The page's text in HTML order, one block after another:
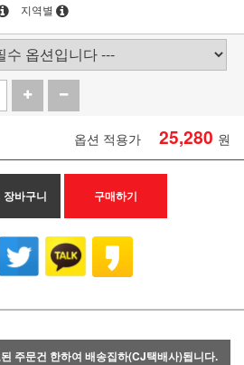
지역별
옵션 적용가 25,280 원
장바구니 구매하기
주문건 한하여 배송집하(CJ택배사)됩니다.